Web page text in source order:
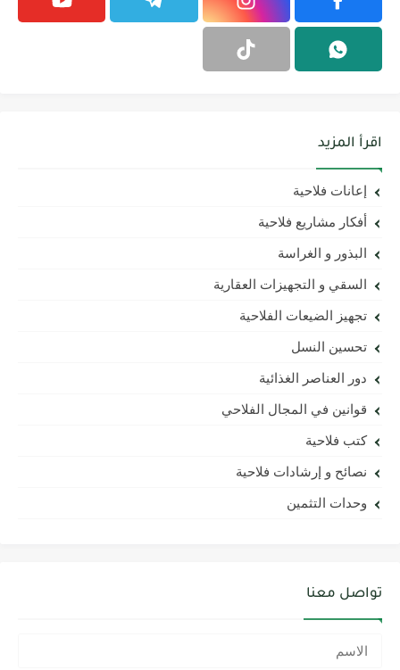
اقرأ المزيد
إعانات فلاحية
أفكار مشاريع فلاحية
البذور و الغراسة
السقي و التجهيزات العقارية
تجهيز الضيعات الفلاحية
تحسين النسل
دور العناصر الغذائية
قوانين في المجال الفلاحي
كتب فلاحية
نصائح و إرشادات فلاحية
وحدات التثمين
تواصل معنا